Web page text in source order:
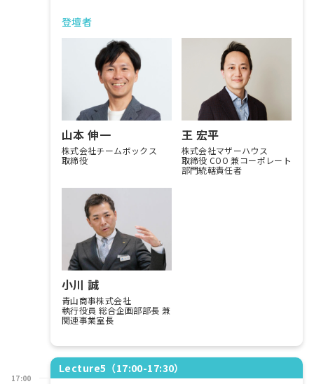
登壇者
山本 伸一
株式会社チームボックス
取締役
王 宏平
株式会社マザーハウス
取締役 COO 兼コーポレート
部門統轄責任者
小川 誠
青山商事株式会社
執行役員 総合企画部部長 兼
関連事業室長
17:00
Lecture5（17:00-17:30）